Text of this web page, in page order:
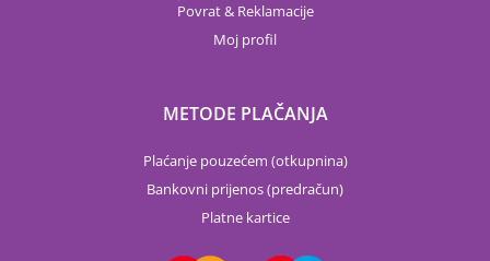
Povrat & Reklamacije
Moj profil
METODE PLAČANJA
Plaćanje pouzećem (otkupnina)
Bankovni prijenos (predračun)
Platne kartice